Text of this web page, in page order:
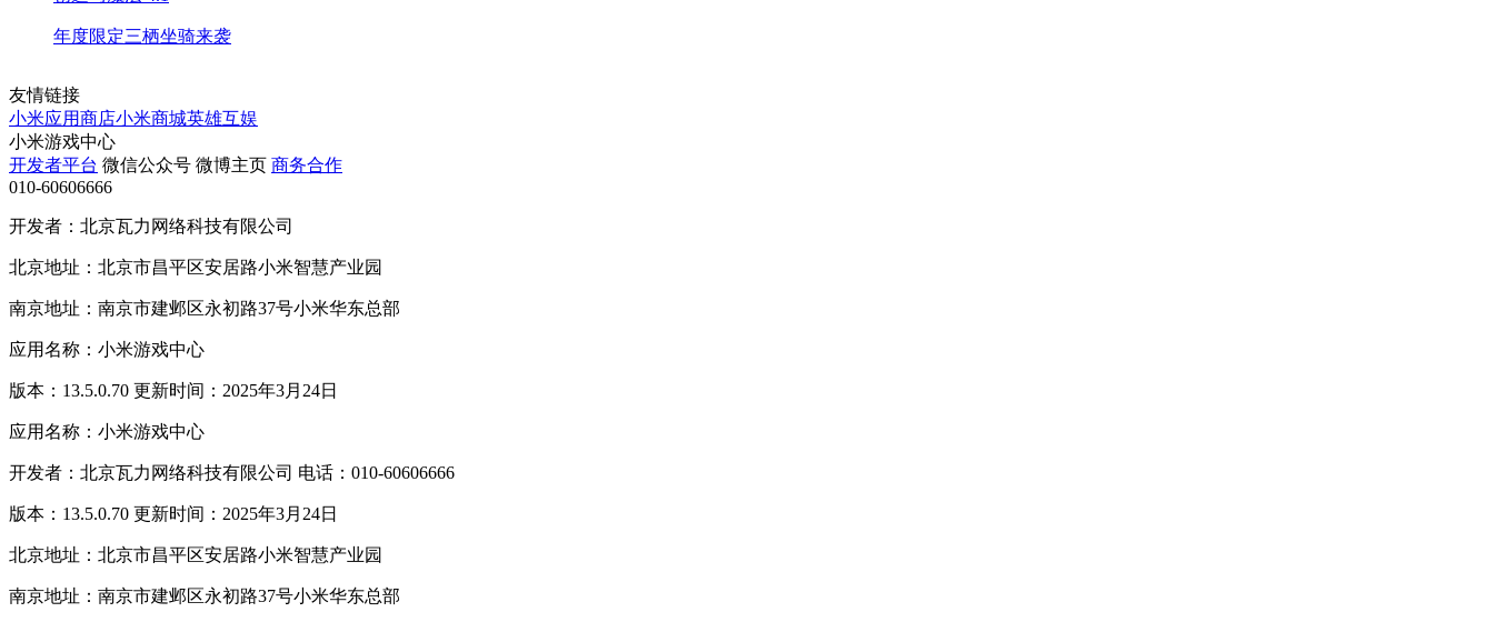
年度限定三栖坐骑来袭
友情链接
小米应用商店小米商城英雄互娱
小米游戏中心
开发者平台 微信公众号 微博主页 商务合作
010-60606666
开发者：北京瓦力网络科技有限公司
北京地址：北京市昌平区安居路小米智慧产业园
南京地址：南京市建邺区永初路37号小米华东总部
应用名称：小米游戏中心
版本：13.5.0.70 更新时间：2025年3月24日
应用名称：小米游戏中心
开发者：北京瓦力网络科技有限公司 电话：010-60606666
版本：13.5.0.70 更新时间：2025年3月24日
北京地址：北京市昌平区安居路小米智慧产业园
南京地址：南京市建邺区永初路37号小米华东总部